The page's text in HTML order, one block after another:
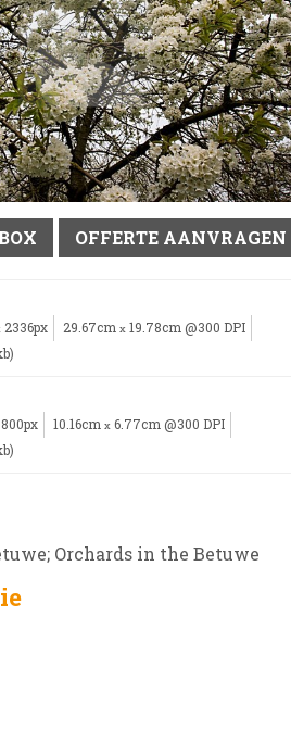
OFFERTE AANVRAGEN
2336px 29.67cm x 19.78cm @300 DPI
800px 10.16cm x 6.77cm @300 DPI
Orchards in the Betuwe